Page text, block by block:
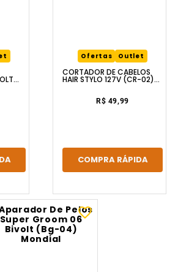
Ofertas Outlet
CORTADOR DE CABELOS
HAIR STYLO 127V (CR-02)
R$ 49,99
COMPRA RÁPIDA